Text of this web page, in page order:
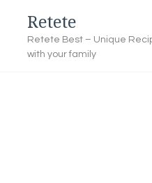
Retete
Retete Best – Unique
with your family